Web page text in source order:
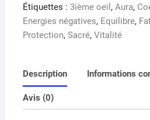
Étiquettes : 3ième oeil , Aura,
Energies négatives, Equilibre,
Protection, Sacré, Vitalité
Description Informations
Avis (0)